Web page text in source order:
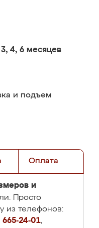
4, 6 месяцев
и подъем
Оплата
и
Просто
из телефонов:
665-24-01,